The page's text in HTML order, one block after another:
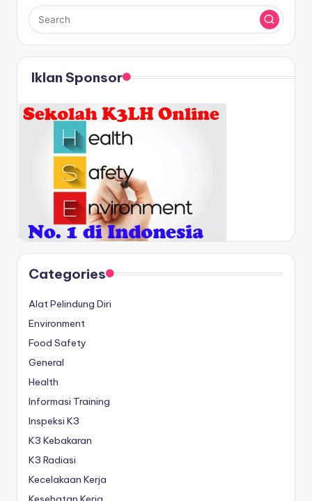
Iklan Sponsor
Categories
Alat Pelindung Diri
Environment
Food Safety
General
Health
Informasi Training
Inspeksi K3
K3 Kebakaran
K3 Radiasi
Kecelakaan Kerja